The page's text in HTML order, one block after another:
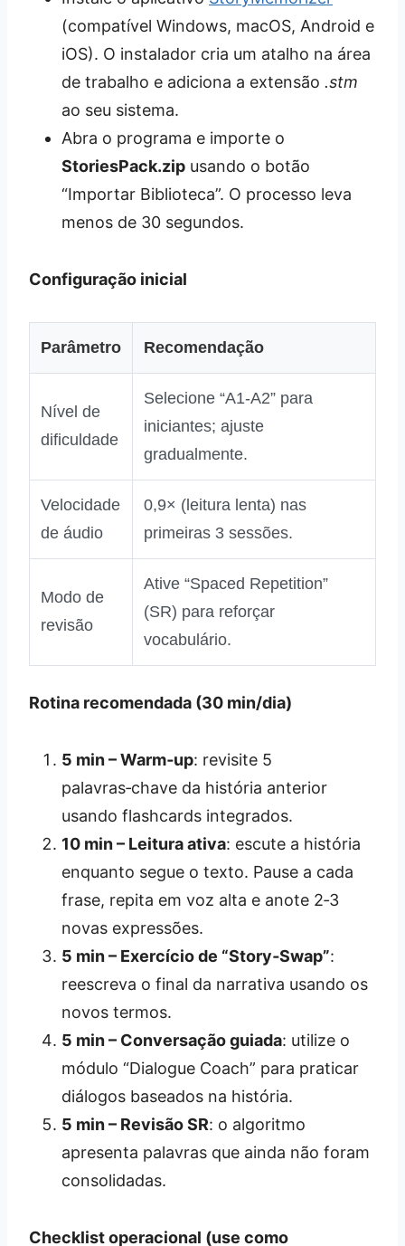
(compatível Windows, macOS, Android e
iOS). O instalador cria um atalho na área
de trabalho e adiciona a extensão .stm
ao seu sistema.
Abra o programa e importe o
StoriesPack.zip usando o botão
“Importar Biblioteca”. O processo leva
menos de 30 segundos.
Configuração inicial
Parâmetro Recomendação
Nível de
dificuldade
Selecione “A1‑A2” para
iniciantes; ajuste
gradualmente.
Velocidade
de áudio
0,9× (leitura lenta) nas
primeiras 3 sessões.
Modo de
revisão
Ative “Spaced Repetition”
(SR) para reforçar
vocabulário.
Rotina recomendada (30 min/dia)
5 min – Warm‑up: revisite 5
palavras‑chave da história anterior
usando flashcards integrados.
10 min – Leitura ativa: escute a história
enquanto segue o texto. Pause a cada
frase, repita em voz alta e anote 2‑3
novas expressões.
5 min – Exercício de “Story‑Swap”:
reescreva o final da narrativa usando os
novos termos.
5 min – Conversação guiada: utilize o
módulo “Dialogue Coach” para praticar
diálogos baseados na história.
5 min – Revisão SR: o algoritmo
apresenta palavras que ainda não foram
consolidadas.
Checklist operacional (use como